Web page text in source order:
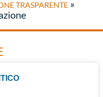
TRASPARENTE »